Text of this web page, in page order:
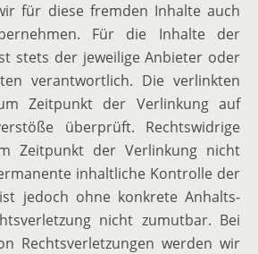
für diese fremden Inhalte auch
Für die Inhalte der
stets der jeweilige Anbieter oder
verant­wortlich. Die verlinkten
Zeitpunkt der Verlinkung auf
überprüft. Rechts­widrige
Zeitpunkt der Verlinkung nicht
inhalt­liche Kontrolle der
jedoch ohne konkrete Anhalts­
nicht zumutbar. Bei
Rechts­ver­let­zungen werden wir